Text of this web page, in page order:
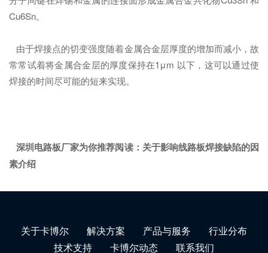
Cu6Sn。
由于焊接点的切变强度随着金属合金层厚度的增加而减小，故
常常试着将金属合金层的厚度保持在1μm 以下，这可以通过使
焊接的时间尽可能的短来实现。
深圳电路板厂家为你推荐阅读： 关于影响线路板焊接缺陷的因
素介绍
关于卡博尔 解决方案 产品与服务
行业分布
技术支持
卡博尔动态 联系我们